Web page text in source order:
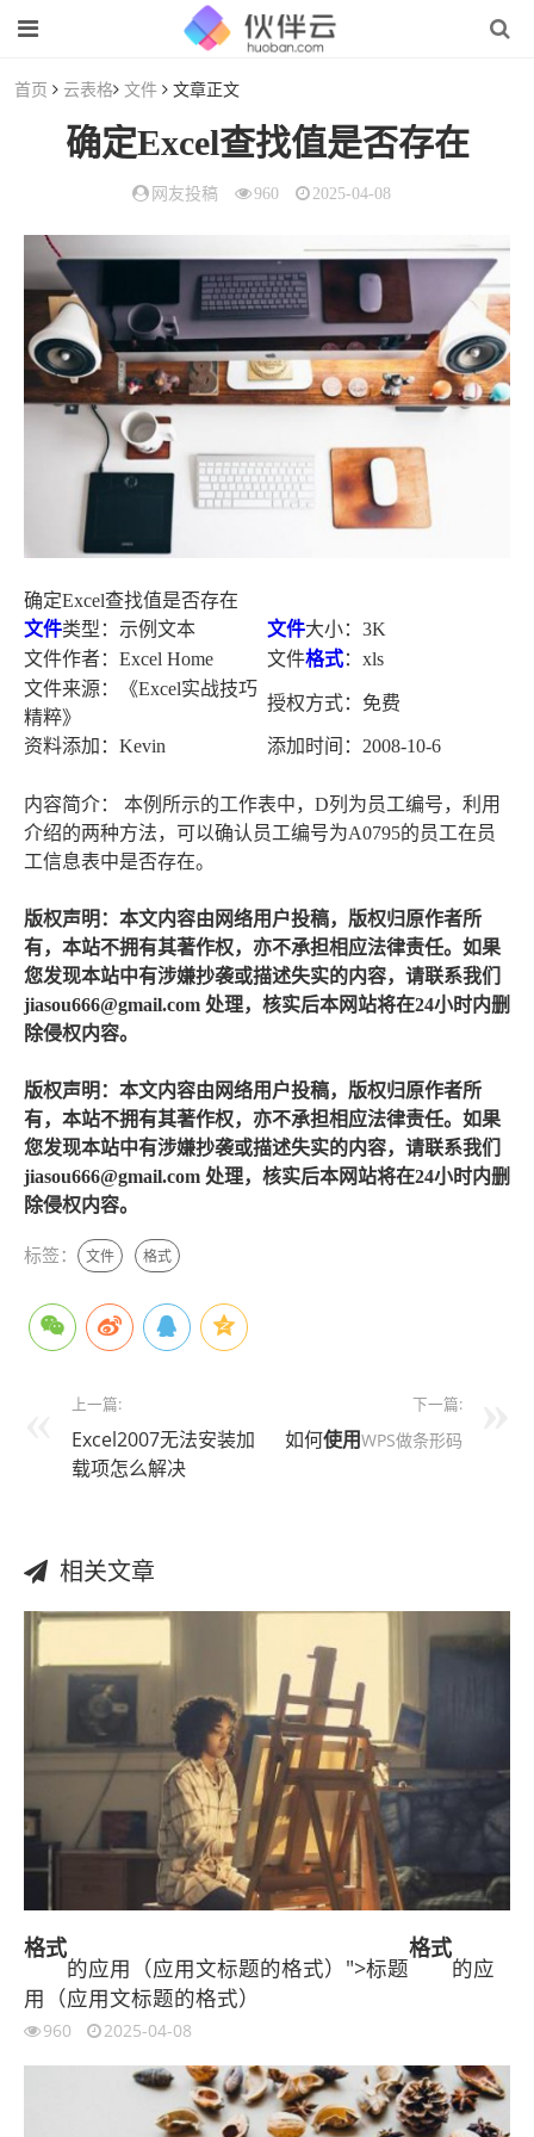
首页 云表格 文件 文章正文
确定Excel查找值是否存在
网友投稿 960 2025-04-08
确定Excel查找值是否存在
文件类型：示例文本 文件大小：3K
文件作者：Excel Home
文件格式：xls
文件来源：《Excel实战技巧
精粹》
授权方式：免费
资料添加：Kevin 添加时间：2008-10-6
内容简介： 本例所示的工作表中，D列为员工编号，利用
介绍的两种方法，可以确认员工编号为A0795的员工在员
工信息表中是否存在。
版权声明：本文内容由网络用户投稿，版权归原作者所
有，本站不拥有其著作权，亦不承担相应法律责任。如果
您发现本站中有涉嫌抄袭或描述失实的内容，请联系我们
jiasou666@gmail.com 处理，核实后本网站将在24小时内删
除侵权内容。
版权声明：本文内容由网络用户投稿，版权归原作者所
有，本站不拥有其著作权，亦不承担相应法律责任。如果
您发现本站中有涉嫌抄袭或描述失实的内容，请联系我们
jiasou666@gmail.com 处理，核实后本网站将在24小时内删
除侵权内容。
标签： 文件 格式
上一篇:
Excel2007无法安装加
载项怎么解决
下一篇:
如何使用WPS做条形码
相关文章
格式
的应用（应用文标题的格式）">标题
格式
的应
用（应用文标题的格式）
960 2025-04-08